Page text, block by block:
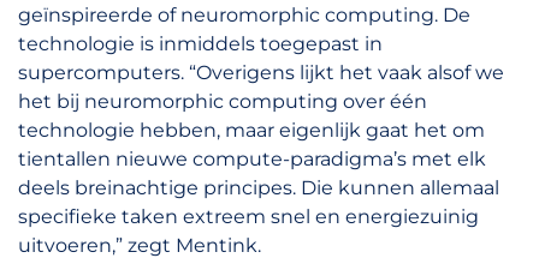
geïnspireerde of neuromorphic computing. De
technologie is inmiddels toegepast in
supercomputers. “Overigens lijkt het vaak alsof we
het bij neuromorphic computing over één
technologie hebben, maar eigenlijk gaat het om
tientallen nieuwe compute-paradigma’s met elk
deels breinachtige principes. Die kunnen allemaal
specifieke taken extreem snel en energiezuinig
uitvoeren,” zegt Mentink.